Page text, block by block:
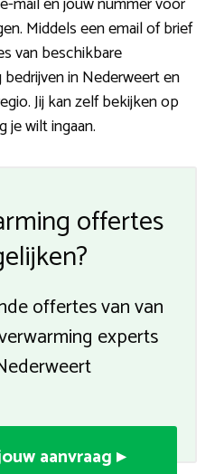
Middels een email of brief
van beschikbare
in Nederweert en
Jij kan zelf bekijken op
je wilt ingaan.
offertes
offertes van van
experts
aanvraag ▸